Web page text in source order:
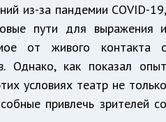
из-за пандемии COVID-19,
пути для выражения и
от живого контакта с
Однако, как показал опыт
условиях театр не только
привлечь зрителей со